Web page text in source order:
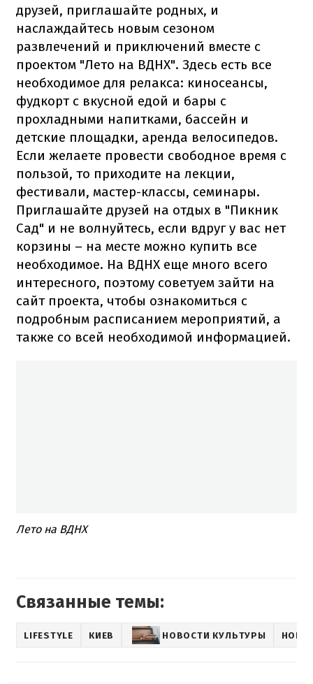
друзей, приглашайте родных, и
наслаждайтесь новым сезоном
развлечений и приключений вместе с
проектом "Лето на ВДНХ". Здесь есть все
необходимое для релакса: киносеансы,
фудкорт с вкусной едой и бары с
прохладными напитками, бассейн и
детские площадки, аренда велосипедов.
Если желаете провести свободное время с
пользой, то приходите на лекции,
фестивали, мастер-классы, семинары.
Приглашайте друзей на отдых в "Пикник
Сад" и не волнуйтесь, если вдруг у вас нет
корзины – на месте можно купить все
необходимое. На ВДНХ еще много всего
интересного, поэтому советуем зайти на
сайт проекта, чтобы ознакомиться с
подробным расписанием мероприятий, а
также со всей необходимой информацией.
Лето на ВДНХ
Связанные темы:
LIFESTYLE КИЕВ НОВОСТИ КУЛЬТУРЫ